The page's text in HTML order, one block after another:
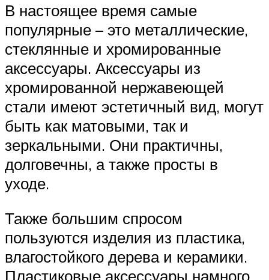
В настоящее время самые
популярные – это металлические,
стеклянные и хромированные
аксессуары. Аксессуары из
хромированной нержавеющей
стали имеют эстетичный вид, могут
быть как матовыми, так и
зеркальными. Они практичны,
долговечны, а также просты в
уходе.
Также большим спросом
пользуются изделия из пластика,
влагостойкого дерева и керамики.
Пластиковые аксессуары намного